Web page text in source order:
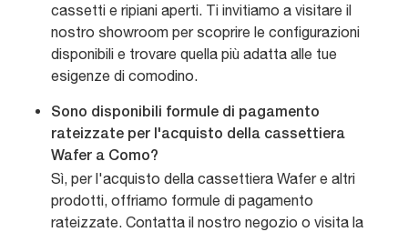
cassetti e ripiani aperti. Ti invitiamo a visitare il
nostro showroom per scoprire le configurazioni
disponibili e trovare quella più adatta alle tue
esigenze di comodino.
Sono disponibili formule di pagamento
rateizzate per l'acquisto della cassettiera
Wafer a Como?
Sì, per l'acquisto della cassettiera Wafer e altri
prodotti, offriamo formule di pagamento
rateizzate. Contatta il nostro negozio o visita la